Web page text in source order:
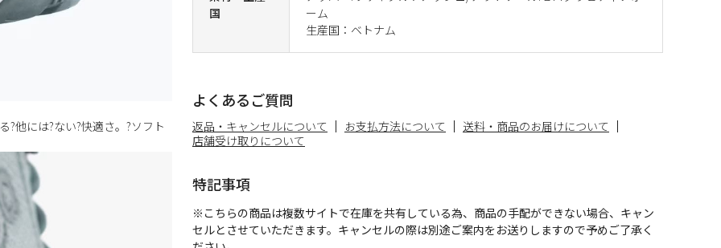
?他には?ない?快適さ。?ソフト
国
ーム
生産国：ベトナム
よくあるご質問
返品・キャンセルについて お支払方法について
送料・商品のお届けについて
店舗受け取りについて
特記事項
※こちらの商品は複数サイトで在庫を共有している為、商品の手配ができない場合、キャン
セルとさせていただきます。キャンセルの際は別途ご案内をお送りしますので予めご了承く